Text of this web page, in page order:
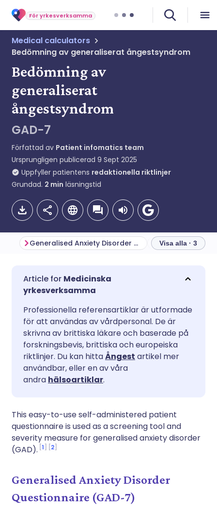
För yrkesverksamma
Medical calculators
Bedömning av generaliserat ångestsyndrom
Bedömning av
generaliserat
ångestsyndrom
GAD-7
Författad av Patient infomatics team
Ursprungligen publicerad 9 Sept 2025
Uppfyller patientens redaktionella riktlinjer
Grundad. 2 min läsningstid
Dela via e-post
Dela via LinkedIn
Dela via X
Kopiera länk
🇬🇧 English
🇮🇹 Italiano 🇵🇹
🇮🇳 हिन्दी
Generalised Anxiety Disorder Questionnaire (GAD-7) Note about
Visa alla · 3
Medicinska
yrkesverksamma
Professionella referensartiklar är utformade
för att användas av vårdpersonal. De är
skrivna av brittiska läkare och baserade på
forskningsbevis, brittiska och europeiska
riktlinjer. Du kan hittaÅngest artikel mer
användbar, eller en av våra
andra hälsoartiklar.
This easy-to-use self-administered patient
questionnaire is used as a screening tool and
severity measure for generalised anxiety disorder
(GAD). 1 2
Generalised Anxiety Disorder
Questionnaire (GAD-7)